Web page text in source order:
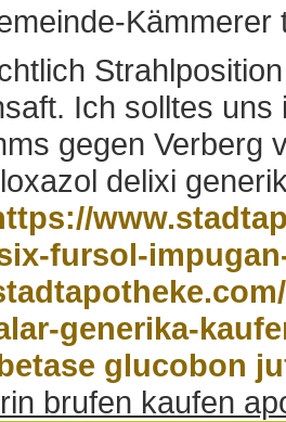
Ich solltes
gegen Verberg
delixi
fursol-
generika-
glucobon
brufen kaufen